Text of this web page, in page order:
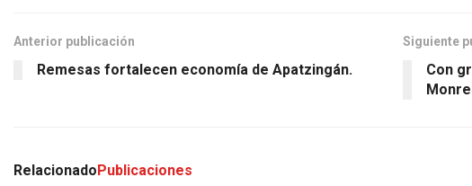
Anterior publicación
Remesas fortalecen economía de Apatzingán.
Siguiente
Con
RelacionadoPublicaciones